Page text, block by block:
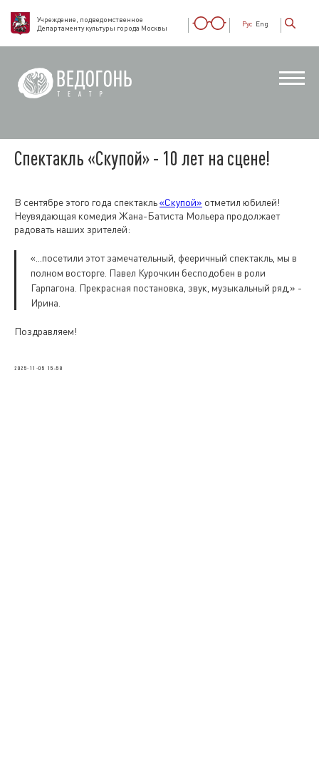
Учреждение, подведомственное
Департаменту культуры города Москвы
Рус Eng
Спектакль «Скупой» - 10 лет на сцене!
В сентябре этого года спектакль«Скупой» отметил юбилей!
Неувядающая комедия Жана-Батиста Мольера продолжает
радовать наших зрителей:
«...посетили этот замечательный, фееричный спектакль, мы в
полном восторге. Павел Курочкин бесподобен в роли
Гарпагона. Прекрасная постановка, звук, музыкальный ряд,» -
Ирина.
Поздравляем!
2025-11-05 15:58